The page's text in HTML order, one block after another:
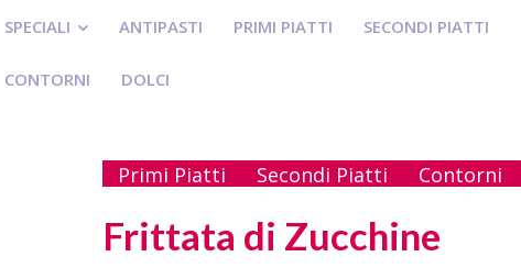
SPECIALI ANTIPASTI PRIMI PIATTI SECONDI PIATTI
CONTORNI DOLCI
Primi Piatti Secondi Piatti Contorni
Frittata di Zucchine